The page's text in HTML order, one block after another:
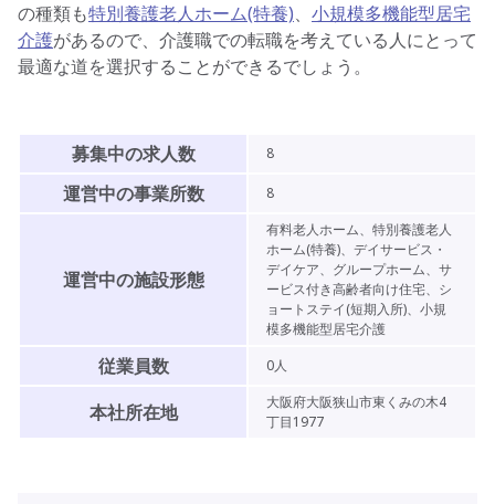
の種類も特別養護老人ホーム(特養)、 小規模多機能型居宅
介護があるので、 介護職での転職を考えている人にとって
最適な道を選択することができるでしょう。
募集中の求人数 8
運営中の事業所数 8
運営中の施設形態
有料老人ホーム、特別養護老人
ホーム(特養)、デイサービス・
デイケア、グループホーム、サ
ービス付き高齢者向け住宅、シ
ョートステイ(短期入所)、小規
模多機能型居宅介護
従業員数 0人
本社所在地
大阪府大阪狭山市東くみの木4
丁目1977